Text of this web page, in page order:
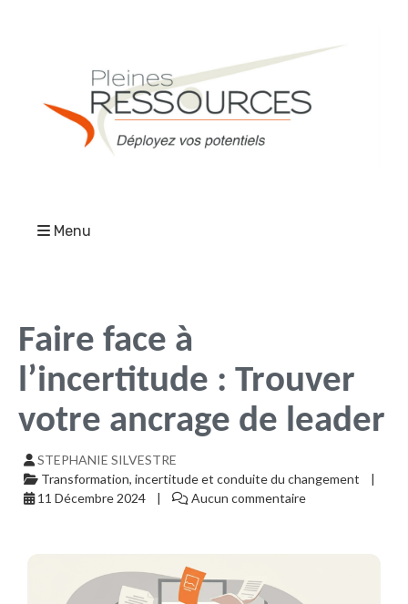
Menu
Faire face à
l’incertitude : Trouver
votre ancrage de leader
STEPHANIE SILVESTRE
Transformation, incertitude et conduite du changement
11 Décembre 2024
Aucun commentaire